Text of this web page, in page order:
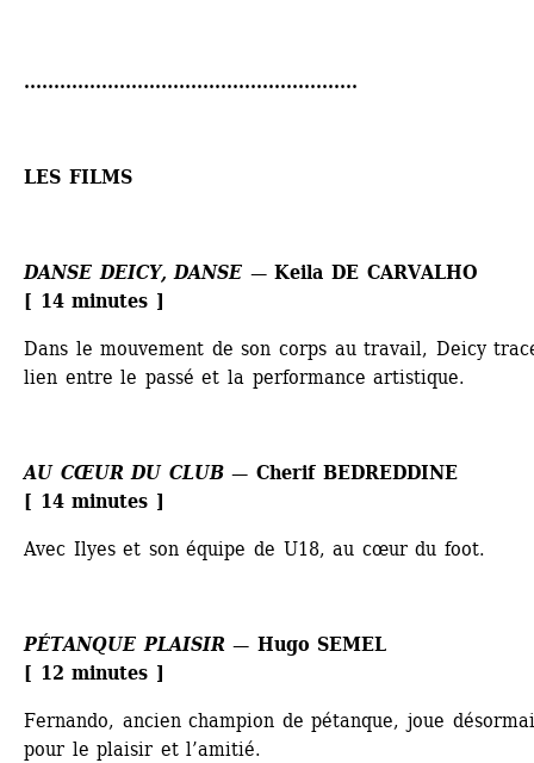
........................................................
LES FILMS
DANSE DEICY, DANSE — Keila DE CARVALHO
[ 14 minutes ]
Dans le mouvement de son corps au travail, Deicy
lien entre le passé et la performance artistique.
AU CŒUR DU CLUB— Cherif BEDREDDINE
[ 14 minutes ]
Avec Ilyes et son équipe de U18, au cœur du foot.
PÉTANQUE PLAISIR— Hugo SEMEL
[ 12 minutes ]
Fernando, ancien champion de pétanque, joue
pour le plaisir et l’amitié.